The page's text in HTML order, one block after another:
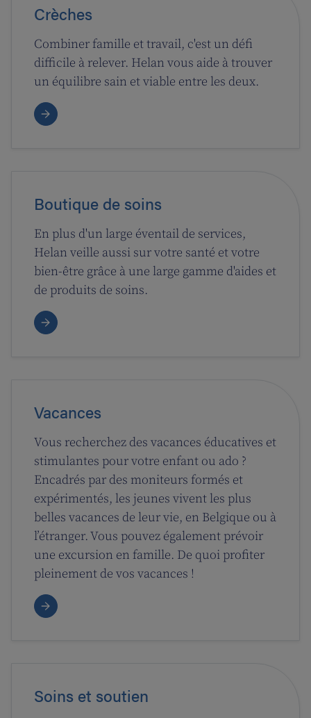
Crèches
Combiner famille et travail, c'est un défi
difficile à relever. Helan vous aide à trouver
un équilibre sain et viable entre les deux.
Boutique de soins
En plus d'un large éventail de services,
Helan veille aussi sur votre santé et votre
bien-être grâce à une large gamme d'aides et
de produits de soins.
Vacances
Vous recherchez des vacances éducatives et
stimulantes pour votre enfant ou ado ?
Encadrés par des moniteurs formés et
expérimentés, les jeunes vivent les plus
belles vacances de leur vie, en Belgique ou à
l’étranger. Vous pouvez également prévoir
une excursion en famille. De quoi profiter
pleinement de vos vacances !
Soins et soutien